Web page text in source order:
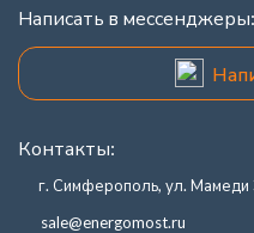
Написать в мессенджеры:
Контакты:
г. Симферополь, ул.
sale@energomost.ru